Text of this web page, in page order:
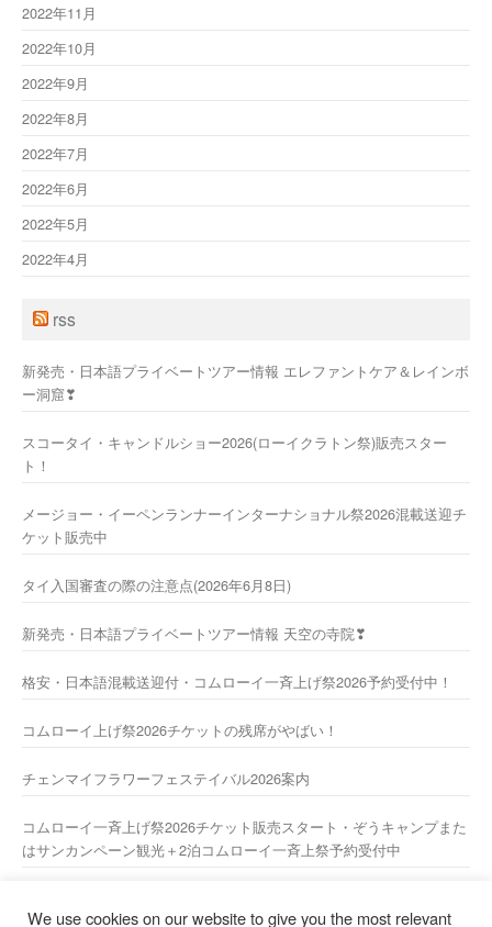
2022年11月
2022年10月
2022年9月
2022年8月
2022年7月
2022年6月
2022年5月
2022年4月
rss
新発売・日本語プライベートツアー情報 エレファントケア＆レインボ
ー洞窟❣
スコータイ・キャンドルショー2026(ローイクラトン祭)販売スター
ト！
メージョー・イーペンランナーインターナショナル祭2026混載送迎チ
ケット販売中
タイ入国審査の際の注意点(2026年6月8日)
新発売・日本語プライベートツアー情報 天空の寺院❣
格安・日本語混載送迎付・コムローイ一斉上げ祭2026予約受付中！
コムローイ上げ祭2026チケットの残席がやばい！
チェンマイフラワーフェステイバル2026案内
コムローイ一斉上げ祭2026チケット販売スタート・ぞうキャンプまた
はサンカンペーン観光＋2泊コムローイ一斉上祭予約受付中
We use cookies on our website to give you the most relevant